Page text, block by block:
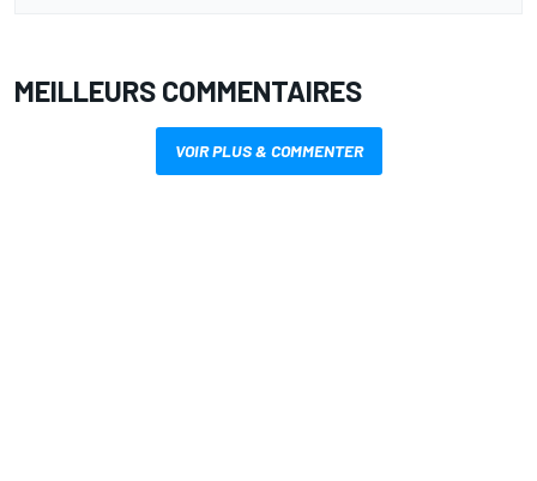
MEILLEURS COMMENTAIRES
VOIR PLUS & COMMENTER